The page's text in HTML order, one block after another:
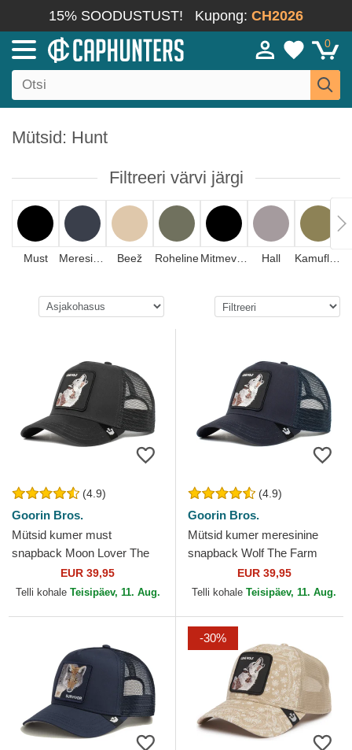
15% SOODUSTUST! Kupong: CH2026
0
Mütsid: Hunt
Filtreeri värvi järgi
Must Beež Roheline Hall
(4.9)
Goorin Bros.
Mütsid kumer must
snapback Moon Lover The
Farm Goorin Bros.
EUR 39,95
Telli kohale Teisipäev, 11. Aug.
(4.9)
Goorin Bros.
Mütsid kumer meresinine
snapback Wolf The Farm
Goorin Bros.EUR 39,95
Telli kohale Teisipäev, 11. Aug.
-30%